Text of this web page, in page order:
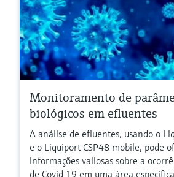
Monitoramento de
biológicos em efluentes
A análise de efluentes, usando o
e o Liquiport CSP48 mobile, pode
informações valiosas sobre a
de Covid 19 em uma área específica